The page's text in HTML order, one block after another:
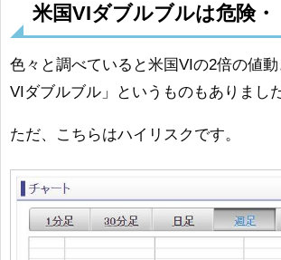
米国VIダブルブルは危険・
色々と調べていると米国VIの2倍の値
VIダブルブル」というものもありました
ただ、こちらはハイリスクです。